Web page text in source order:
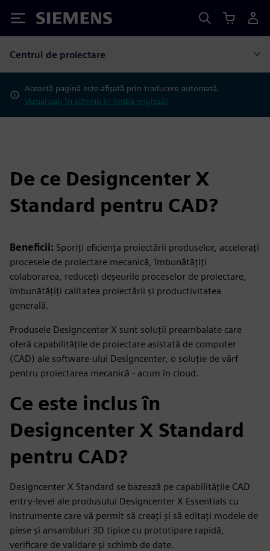
Siemens
Centrul de proiectare
Această pagină este afișată prin traducere automată.
Vizualizați în schimb în limba engleză?
De ce Designcenter X
Standard pentru CAD?
Beneficii: Sporiți eficiența proiectării produselor, accelerați
procesele de proiectare mecanică, îmbunătățiți
colaborarea, reduceți deșeurile proceselor de proiectare,
îmbunătățiți calitatea proiectării și productivitatea
generală.
Produsele Designcenter X sunt soluții preambalate care
oferă capabilitățile de proiectare asistată de computer
(CAD) ale software-ului Designcenter, o soluție de vârf
pentru proiectarea mecanică - acum în cloud.
Ce este inclus în
Designcenter X Standard
pentru CAD?
Designcenter X Standard se bazează pe capabilitățile CAD
entry-level ale produsului Designcenter X Essentials cu
instrumente care vă permit să creați și să editați modele de
piese și ansambluri 3D tipice cu prototipare rapidă,
verificare de validare și schimb de date.